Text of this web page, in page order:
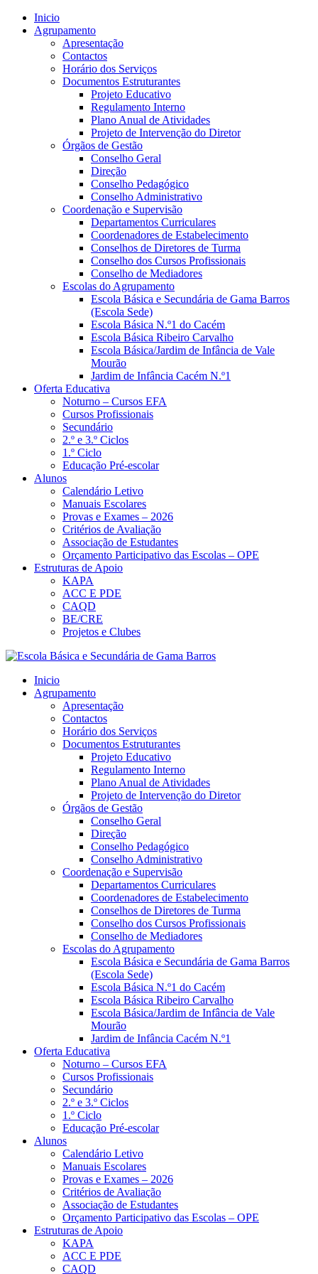
Inicio
Agrupamento
Apresentação
Contactos
Horário dos Serviços
Documentos Estruturantes
Projeto Educativo
Regulamento Interno
Plano Anual de Atividades
Projeto de Intervenção do Diretor
Órgãos de Gestão
Conselho Geral
Direção
Conselho Pedagógico
Conselho Administrativo
Coordenação e Supervisão
Departamentos Curriculares
Coordenadores de Estabelecimento
Conselhos de Diretores de Turma
Conselho dos Cursos Profissionais
Conselho de Mediadores
Escolas do Agrupamento
Escola Básica e Secundária de Gama Barros
(Escola Sede)
Escola Básica N.º1 do Cacém
Escola Básica Ribeiro Carvalho
Escola Básica/Jardim de Infância de Vale
Mourão
Jardim de Infância Cacém N.º1
Oferta Educativa
Noturno – Cursos EFA
Cursos Profissionais
Secundário
2.º e 3.º Ciclos
1.º Ciclo
Educação Pré-escolar
Alunos
Calendário Letivo
Manuais Escolares
Provas e Exames – 2026
Critérios de Avaliação
Associação de Estudantes
Orçamento Participativo das Escolas – OPE
Estruturas de Apoio
KAPA
ACC E PDE
CAQD
BE/CRE
Projetos e Clubes
Inicio
Agrupamento
Apresentação
Contactos
Horário dos Serviços
Documentos Estruturantes
Projeto Educativo
Regulamento Interno
Plano Anual de Atividades
Projeto de Intervenção do Diretor
Órgãos de Gestão
Conselho Geral
Direção
Conselho Pedagógico
Conselho Administrativo
Coordenação e Supervisão
Departamentos Curriculares
Coordenadores de Estabelecimento
Conselhos de Diretores de Turma
Conselho dos Cursos Profissionais
Conselho de Mediadores
Escolas do Agrupamento
Escola Básica e Secundária de Gama Barros
(Escola Sede)
Escola Básica N.º1 do Cacém
Escola Básica Ribeiro Carvalho
Escola Básica/Jardim de Infância de Vale
Mourão
Jardim de Infância Cacém N.º1
Oferta Educativa
Noturno – Cursos EFA
Cursos Profissionais
Secundário
2.º e 3.º Ciclos
1.º Ciclo
Educação Pré-escolar
Alunos
Calendário Letivo
Manuais Escolares
Provas e Exames – 2026
Critérios de Avaliação
Associação de Estudantes
Orçamento Participativo das Escolas – OPE
Estruturas de Apoio
KAPA
ACC E PDE
CAQD